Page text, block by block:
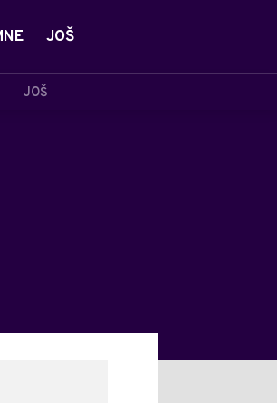
JOŠ
JOŠ